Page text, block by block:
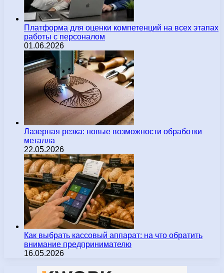
Платформа для оценки компетенций на всех этапах
работы с персоналом
01.06.2026
Лазерная резка: новые возможности обработки
металла
22.05.2026
Как выбрать кассовый аппарат: на что обратить
внимание предпринимателю
16.05.2026